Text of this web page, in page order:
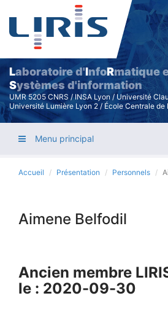
Aller
Laboratoire d'InfoRmatique
Systèmes d'information
UMR 5205 CNRS / INSA Lyon / Université
Université Lumière Lyon 2 / École Centrale de
Menu principal
Accueil Présentation Personnels
Aimene Belfodil
Ancien membre
le : 2020-09-30